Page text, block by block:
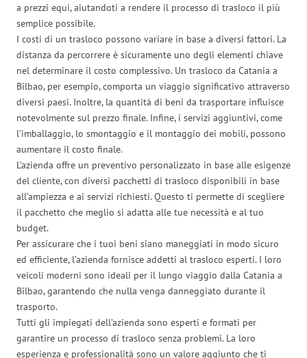
a prezzi equi, aiutandoti a rendere il processo di trasloco il più
semplice possibile.
I costi di un trasloco possono variare in base a diversi fattori. La
distanza da percorrere è sicuramente uno degli elementi chiave
nel determinare il costo complessivo. Un trasloco da Catania a
Bilbao, per esempio, comporta un viaggio significativo attraverso
diversi paesi. Inoltre, la quantità di beni da trasportare influisce
notevolmente sul prezzo finale. Infine, i servizi aggiuntivi, come
l’imballaggio, lo smontaggio e il montaggio dei mobili, possono
aumentare il costo finale.
L’azienda offre un preventivo personalizzato in base alle esigenze
del cliente, con diversi pacchetti di trasloco disponibili in base
all’ampiezza e ai servizi richiesti. Questo ti permette di scegliere
il pacchetto che meglio si adatta alle tue necessità e al tuo
budget.
Per assicurare che i tuoi beni siano maneggiati in modo sicuro
ed efficiente, l’azienda fornisce addetti al trasloco esperti. I loro
veicoli moderni sono ideali per il lungo viaggio dalla Catania a
Bilbao, garantendo che nulla venga danneggiato durante il
trasporto.
Tutti gli impiegati dell’azienda sono esperti e formati per
garantire un processo di trasloco senza problemi. La loro
esperienza e professionalità sono un valore aggiunto che ti